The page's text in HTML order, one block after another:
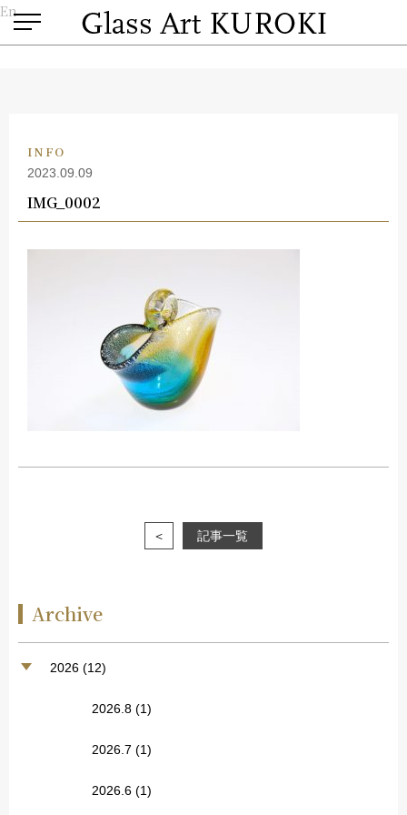
En
INFO
2023.09.09
IMG_0002
＜ 記事一覧
Archive
2026 (12)
2026.8 (1)
2026.7 (1)
2026.6 (1)